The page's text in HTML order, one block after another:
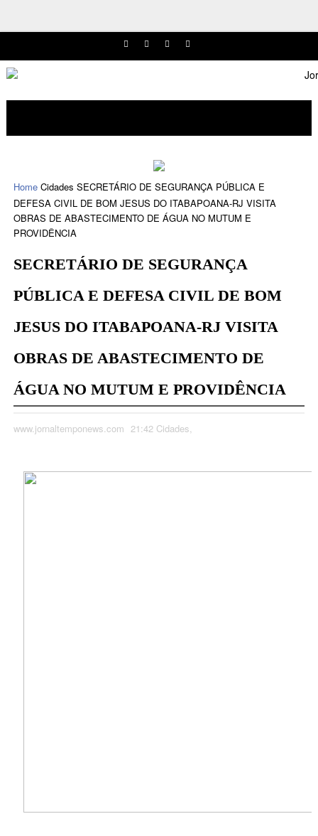
Home Cidades SECRETÁRIO DE SEGURANÇA PÚBLICA E
DEFESA CIVIL DE BOM JESUS DO ITABAPOANA-RJ VISITA
OBRAS DE ABASTECIMENTO DE ÁGUA NO MUTUM E
PROVIDÊNCIA
SECRETÁRIO DE SEGURANÇA
PÚBLICA E DEFESA CIVIL DE BOM
JESUS DO ITABAPOANA-RJ VISITA
OBRAS DE ABASTECIMENTO DE
ÁGUA NO MUTUM E PROVIDÊNCIA
www.jornaltemponews.com 21:42 Cidades,